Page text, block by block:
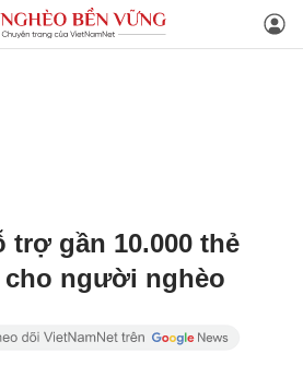
trợ gần 10.000 thẻ
cho người nghèo